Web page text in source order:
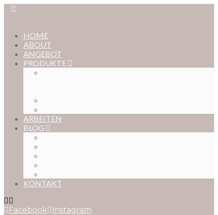
HOME
ABOUT
ANGEBOT
PRODUKTE
ARBEITEN
BLOG
KONTAKT
Facebook Instagram